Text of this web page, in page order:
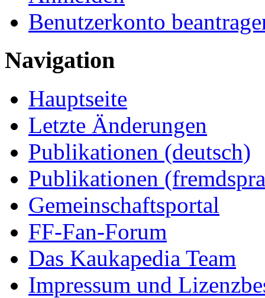
Benutzerkonto
Navigation
Hauptseite
Letzte Änderungen
Publikationen (deutsch)
Publikationen
Gemeinschaftsportal
FF-Fan-Forum
Das Kaukapedia Team
Impressum und